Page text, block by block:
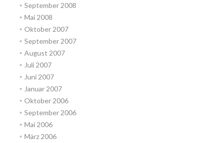
September 2008
Mai 2008
Oktober 2007
September 2007
August 2007
Juli 2007
Juni 2007
Januar 2007
Oktober 2006
September 2006
Mai 2006
März 2006